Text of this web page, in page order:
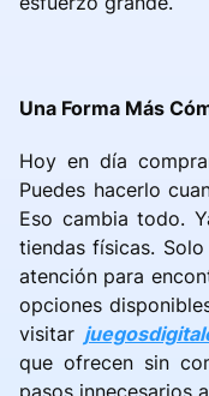
Una Forma Más
Hoy en día
Puedes hacerlo
Eso cambia todo.
tiendas físicas.
atención para
opciones
visitar
que ofrecen sin